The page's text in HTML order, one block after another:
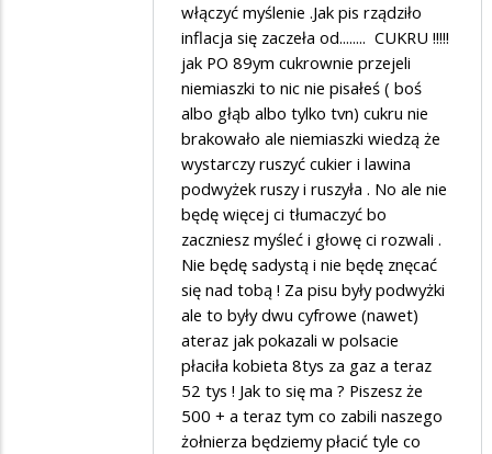
włączyć myślenie .Jak pis rządziło
inflacja się zaczeła od........ CUKRU !!!!!
jak PO 89ym cukrownie przejeli
niemiaszki to nic nie pisałeś ( boś
albo głąb albo tylko tvn) cukru nie
brakowało ale niemiaszki wiedzą że
wystarczy ruszyć cukier i lawina
podwyżek ruszy i ruszyła . No ale nie
będę więcej ci tłumaczyć bo
zaczniesz myśleć i głowę ci rozwali .
Nie będę sadystą i nie będę znęcać
się nad tobą ! Za pisu były podwyżki
ale to były dwu cyfrowe (nawet)
ateraz jak pokazali w polsacie
płaciła kobieta 8tys za gaz a teraz
52 tys ! Jak to się ma ? Piszesz że
500 + a teraz tym co zabili naszego
żołnierza będziemy płacić tyle co